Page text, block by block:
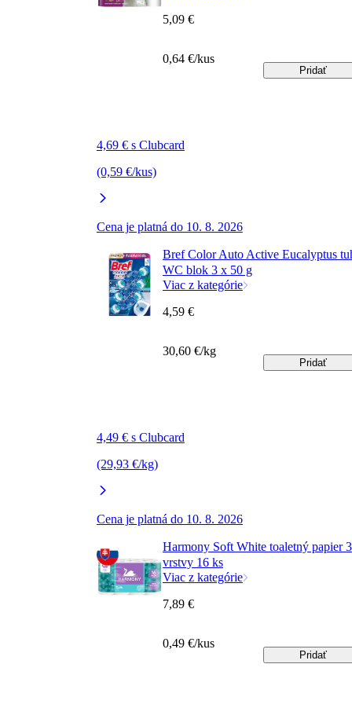
4,69 € s Clubcard
(0,59 €/kus)
Cena je platná do 10. 8. 2026
5,09 €
0,64 €/kus
Pridať
Bref Color Auto Active Eucalyptus
WC blok 3 x 50 g
Viac z kategórie
4,49 € s Clubcard
(29,93 €/kg)
Cena je platná do 10. 8. 2026
4,59 €
30,60 €/kg
Pridať
Harmony Soft White toaletný papier 3
vrstvy 16 ks
Viac z kategórie
7,89 €
0,49 €/kus
Pridať